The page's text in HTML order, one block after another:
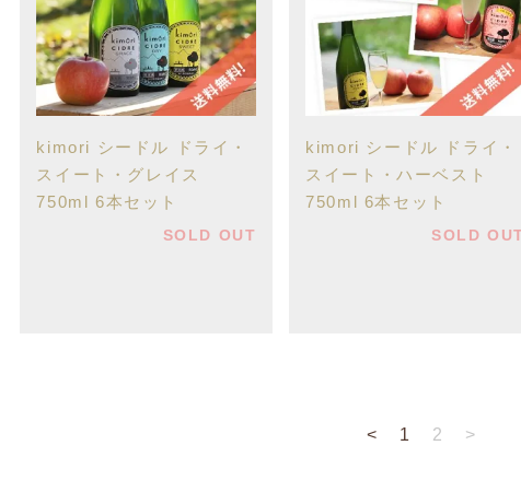
kimori シードル ドライ・
スイート・グレイス
750ml 6本セット
SOLD OUT
kimori シードル ドライ・
スイート・ハーベスト
750ml 6本セット
SOLD
< 1 2 >